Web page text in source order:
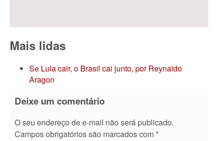
Mais lidas
Se Lula cair, o Brasil cai junto, por Reynaldo
Aragon
Deixe um comentário
O seu endereço de e-mail não será publicado.
Campos obrigatórios são marcados com *